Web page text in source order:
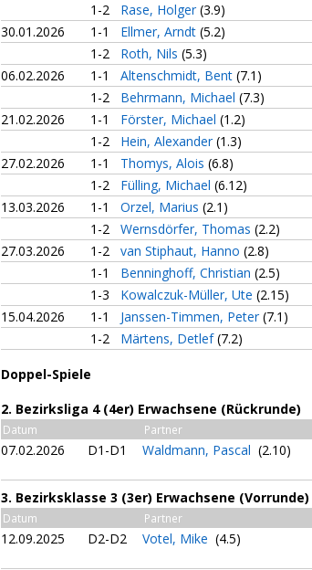
1-2
Rase, Holger (3.9)
30.01.2026
1-1 Ellmer, Arndt (5.2)
1-2
Roth, Nils (5.3)
06.02.2026
1-1 Altenschmidt, Bent (7.1)
1-2
Behrmann, Michael (7.3)
21.02.2026
1-1 Förster, Michael (1.2)
1-2
Hein, Alexander (1.3)
27.02.2026
1-1 Thomys, Alois (6.8)
1-2
Fülling, Michael (6.12)
13.03.2026
1-1 Orzel, Marius (2.1)
1-2
Wernsdörfer, Thomas (2.2)
27.03.2026
1-2 van Stiphaut, Hanno (2.8)
1-1
Benninghoff, Christian (2.5)
1-3
Kowalczuk-Müller, Ute (2.15)
15.04.2026
1-1 Janssen-Timmen, Peter (7.1)
1-2
Märtens, Detlef(7.2)
Doppel-Spiele
2. Bezirksliga 4 (4er) Erwachsene (Rückrunde)
Datum Partner
07.02.2026 D1-D1 Waldmann, Pascal (2.10)
3. Bezirksklasse 3 (3er) Erwachsene (Vorrunde)
Datum Partner
12.09.2025 D2-D2 Votel, Mike (4.5)